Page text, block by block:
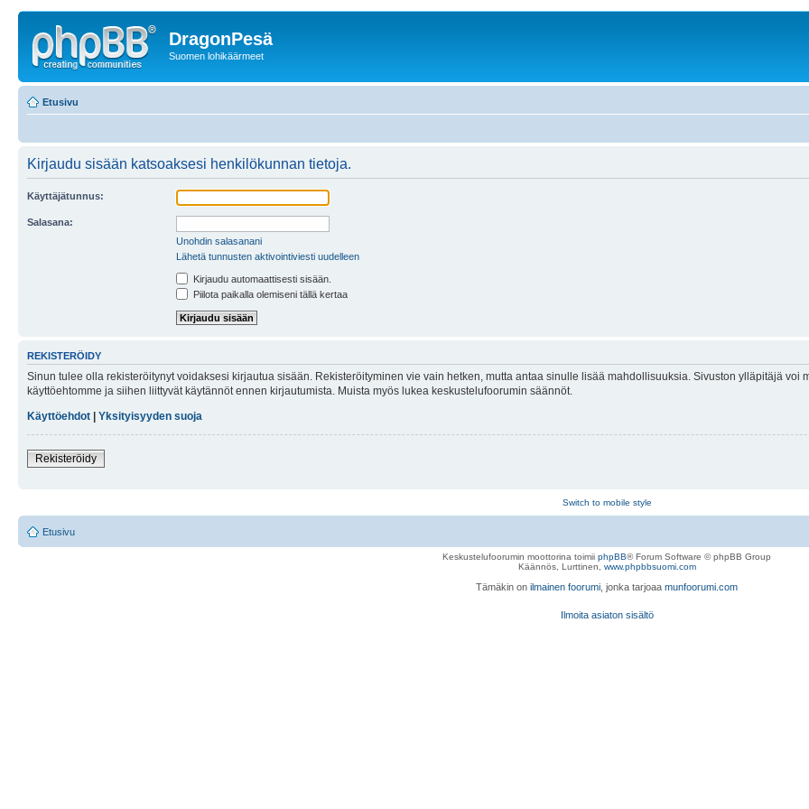
DragonPesä
Suomen lohikäärmeet
Etusivu
Kirjaudu sisään katsoaksesi henkilökunnan tietoja.
Käyttäjätunnus:
Salasana:
Unohdin salasanani
Lähetä tunnusten aktivointiviesti uudelleen
Kirjaudu automaattisesti sisään.
Piilota paikalla olemiseni tällä kertaa
REKISTERÖIDY
Sinun tulee olla rekisteröitynyt voidaksesi kirjautua sisään. Rekisteröityminen vie vain hetken, mutta antaa sinulle lisää mahdollisuuksia. Sivuston ylläpitäjä
käyttöehtomme ja siihen liittyvät käytännöt ennen kirjautumista. Muista myös lukea keskustelufoorumin säännöt.
Käyttöehdot
Yksityisyyden suoja
Rekisteröidy
Switch to mobile style
Etusivu
Keskustelufoorumin moottorina toimii phpBB® Forum Software © phpBB Group
Käännös, Lurttinen, www.phpbbsuomi.com
Tämäkin on ilmainen foorumi , jonka tarjoaa munfoorumi.com
Ilmoita asiaton sisältö